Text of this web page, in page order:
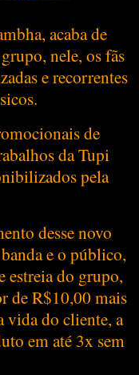
acaba de
nele, os fãs
e recorrentes
de
da Tupi
pela
desse novo
e o público,
estreia do grupo,
de R$10,00 mais
vida do cliente, a
em até 3x sem